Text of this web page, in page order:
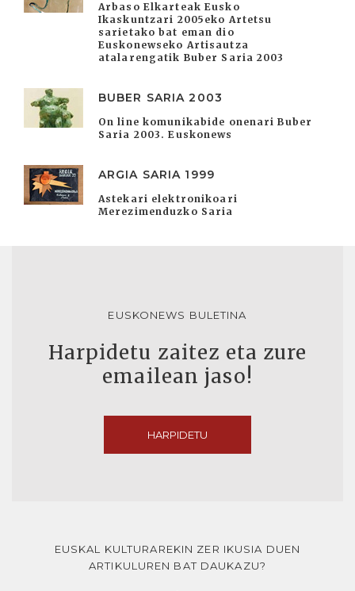
Arbaso Elkarteak Eusko
Ikaskuntzari 2005eko Artetsu
sarietako bat eman dio
Euskonewseko Artisautza
atalarengatik Buber Saria 2003
BUBER SARIA 2003
On line komunikabide onenari Buber
Saria 2003. Euskonews
ARGIA SARIA 1999
Astekari elektronikoari
Merezimenduzko Saria
EUSKONEWS BULETINA
Harpidetu zaitez eta zure
emailean jaso!
HARPIDETU
EUSKAL KULTURAREKIN ZER IKUSIA DUEN
ARTIKULUREN BAT DAUKAZU?